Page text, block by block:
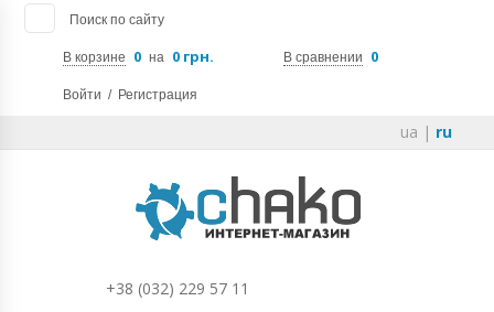
Поиск по сайту
В корзине 0 на 0 грн. В сравнении 0
Войти / Регистрация
ua | ru
+38 (032) 229 57 11